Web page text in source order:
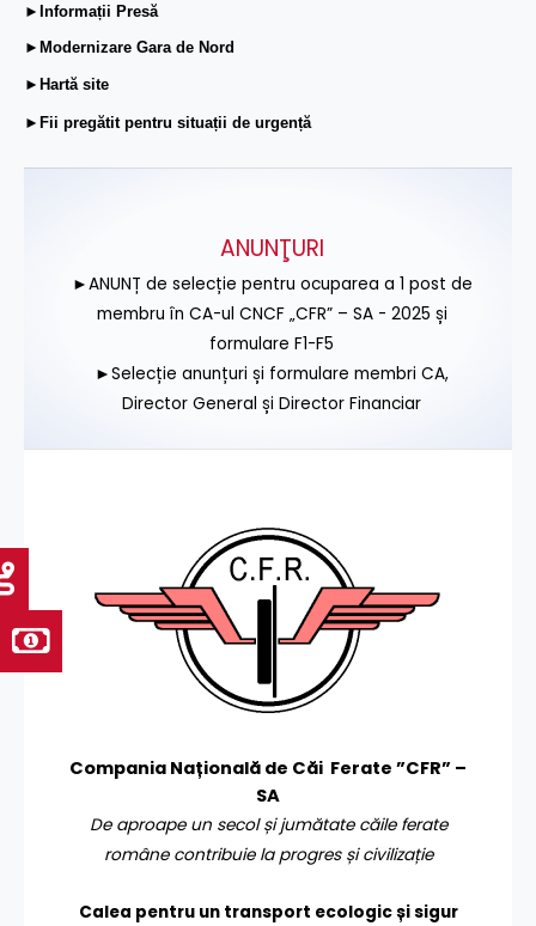
►Informații Presă
►Modernizare Gara de Nord
►Hartă site
►Fii pregătit pentru situații de urgență
ANUNŢURI
►ANUNȚ de selecție pentru ocuparea a 1 post de
membru în CA-ul CNCF „CFR” – SA - 2025 și
formulare F1-F5
►Selecție anunțuri și formulare membri CA,
Director General și Director Financiar
Compania Națională de Căi Ferate ”CFR” –
SA
De aproape un secol și jumătate căile ferate
române contribuie la progres și civilizație
Calea pentru un transport ecologic și sigur